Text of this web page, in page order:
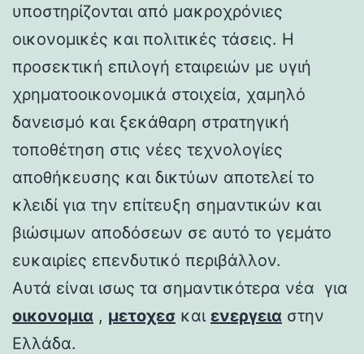
υποστηρίζονται από μακροχρόνιες
οικονομικές και πολιτικές τάσεις. Η
προσεκτική επιλογή εταιρειών με υγιή
χρηματοοικονομικά στοιχεία, χαμηλό
δανεισμό και ξεκάθαρη στρατηγική
τοποθέτηση στις νέες τεχνολογίες
αποθήκευσης και δικτύων αποτελεί το
κλειδί για την επίτευξη σημαντικών και
βιώσιμων αποδόσεων σε αυτό το γεμάτο
ευκαιρίες επενδυτικό περιβάλλον.
Αυτά είναι ισως τα σημαντικότερα νέα για
οικονομια , μετοχεσ και ενεργεια στην
Ελλάδα.